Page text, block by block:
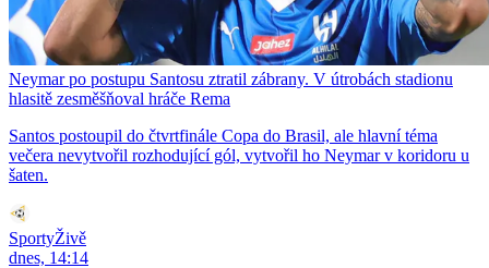
Neymar po postupu Santosu ztratil zábrany. V útrobách stadionu
hlasitě zesměšňoval hráče Rema
Santos postoupil do čtvrtfinále Copa do Brasil, ale hlavní téma
večera nevytvořil rozhodující gól, vytvořil ho Neymar v koridoru u
šaten.
SportyŽivě
dnes, 14:14